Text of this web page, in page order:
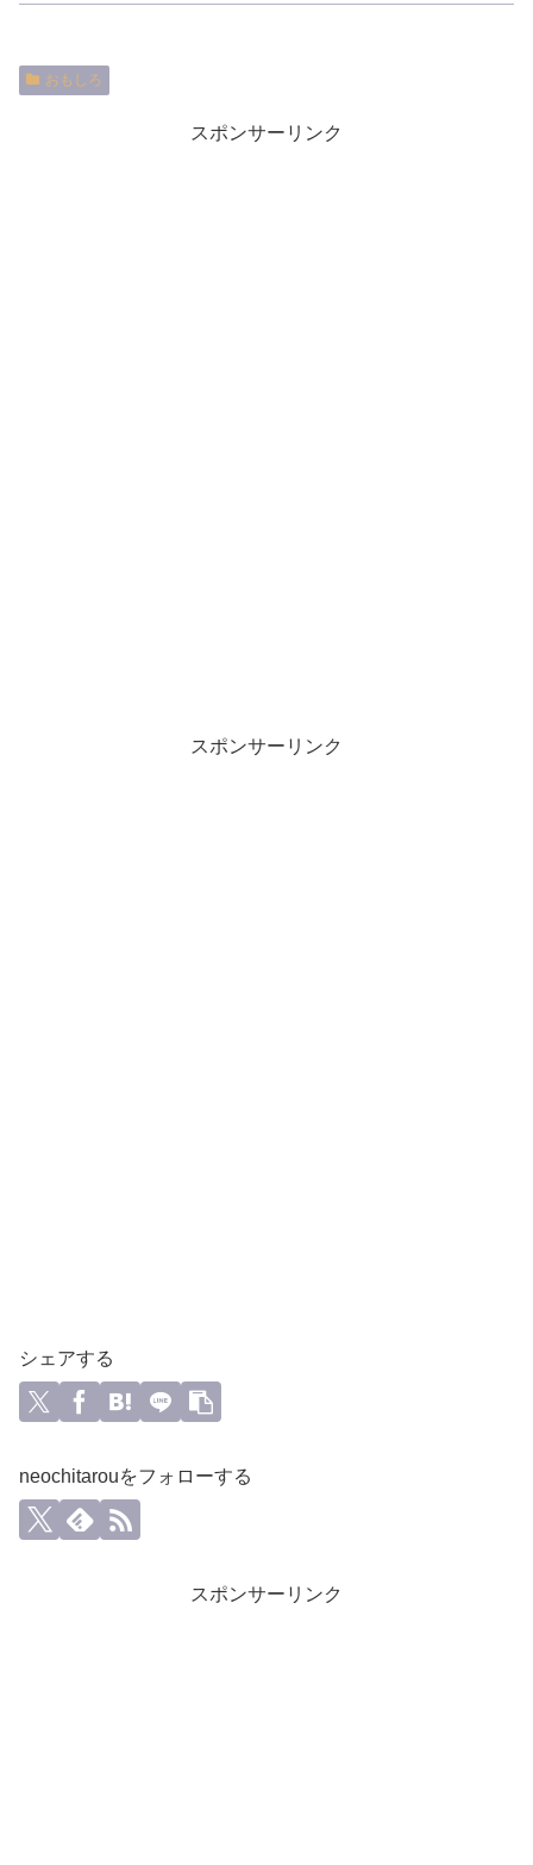
おもしろ
スポンサーリンク
スポンサーリンク
シェアする
neochitarouをフォローする
スポンサーリンク